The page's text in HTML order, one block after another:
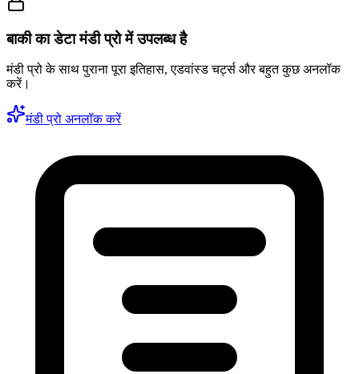
बाकी का डेटा मंडी प्रो में उपलब्ध है
मंडी प्रो के साथ पुराना पूरा इतिहास, एडवांस्ड चर्ट्स और बहुत कुछ अनलॉक
करें।
मंडी प्रो अनलॉक करें